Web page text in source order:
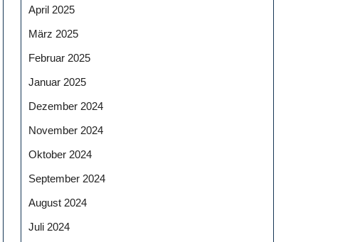
April 2025
März 2025
Februar 2025
Januar 2025
Dezember 2024
November 2024
Oktober 2024
September 2024
August 2024
Juli 2024